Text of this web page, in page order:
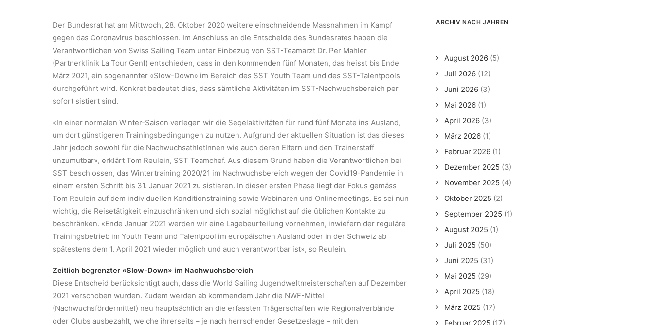
Der Bundesrat hat am Mittwoch, 28. Oktober 2020 weitere einschneidende Massnahmen im Kampf
gegen das Coronavirus beschlossen. Im Anschluss an die Entscheide des Bundesrates haben die
Verantwortlichen von Swiss Sailing Team unter Einbezug von SST-Teamarzt Dr. Per Mahler
(Partnerklinik La Tour Genf) entschieden, dass in den kommenden fünf Monaten, das heisst bis Ende
März 2021, ein sogenannter «Slow-Down» im Bereich des SST Youth Team und des SST-Talentpools
durchgeführt wird. Konkret bedeutet dies, dass sämtliche Aktivitäten im SST-Nachwuchsbereich per
sofort sistiert sind.
«In einer normalen Winter-Saison verlegen wir die Segelaktivitäten für rund fünf Monate ins Ausland,
um dort günstigeren Trainingsbedingungen zu nutzen. Aufgrund der aktuellen Situation ist das dieses
Jahr jedoch sowohl für die NachwuchsathletInnen wie auch deren Eltern und den Trainerstaff
unzumutbar», erklärt Tom Reulein, SST Teamchef. Aus diesem Grund haben die Verantwortlichen bei
SST beschlossen, das Wintertraining 2020/21 im Nachwuchsbereich wegen der Covid19-Pandemie in
einem ersten Schritt bis 31. Januar 2021 zu sistieren. In dieser ersten Phase liegt der Fokus gemäss
Tom Reulein auf dem individuellen Konditionstraining sowie Webinaren und Onlinemeetings. Es sei nun
wichtig, die Reisetätigkeit einzuschränken und sich sozial möglichst auf die üblichen Kontakte zu
beschränken. «Ende Januar 2021 werden wir eine Lagebeurteilung vornehmen, inwiefern der reguläre
Trainingsbetrieb im Youth Team und Talentpool im europäischen Ausland oder in der Schweiz ab
spätestens dem 1. April 2021 wieder möglich und auch verantwortbar ist», so Reulein.
Zeitlich begrenzter «Slow-Down» im Nachwuchsbereich
Diese Entscheid berücksichtigt auch, dass die World Sailing Jugendweltmeisterschaften auf Dezember
2021 verschoben wurden. Zudem werden ab kommendem Jahr die NWF-Mittel
(Nachwuchsfördermittel) neu hauptsächlich an die erfassten Trägerschaften wie Regionalverbände
oder Clubs ausbezahlt, welche ihrerseits – je nach herrschender Gesetzeslage – mit den
ARCHIV NACH JAHREN
August 2026 (5)
Juli 2026 (12)
Juni 2026 (3)
Mai 2026 (1)
April 2026 (3)
März 2026 (1)
Februar 2026 (1)
Dezember 2025 (3)
November 2025 (4)
Oktober 2025 (2)
September 2025 (1)
August 2025 (1)
Juli 2025 (50)
Juni 2025 (31)
Mai 2025 (29)
April 2025 (18)
März 2025 (17)
Februar 2025 (17)